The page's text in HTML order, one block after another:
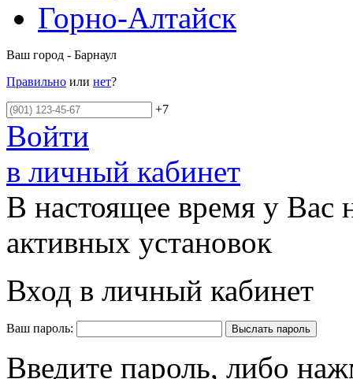
Горно-Алтайск
Ваш город - Барнаул
Правильно или нет?
+7
Войти
в личный кабинет
В настоящее время у Вас
активных установок
Вход в личный кабинет
Ваш пароль:
Введите пароль, либо